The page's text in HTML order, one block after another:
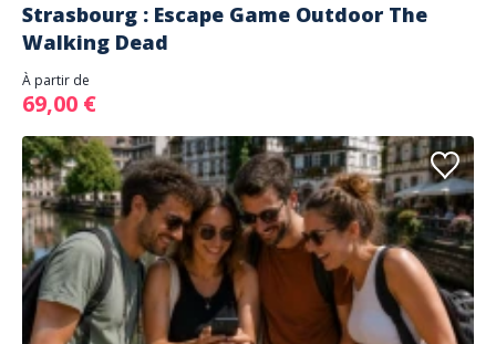
Strasbourg : Escape Game Outdoor The
Walking Dead
À partir de
69,00 €